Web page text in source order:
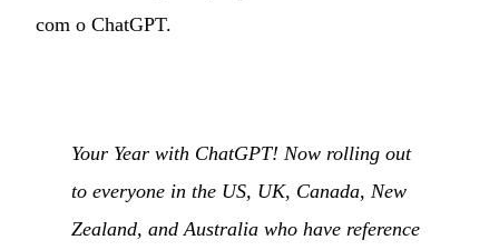
com o ChatGPT.
Your Year with ChatGPT! Now rolling out
to everyone in the US, UK, Canada, New
Zealand, and Australia who have reference